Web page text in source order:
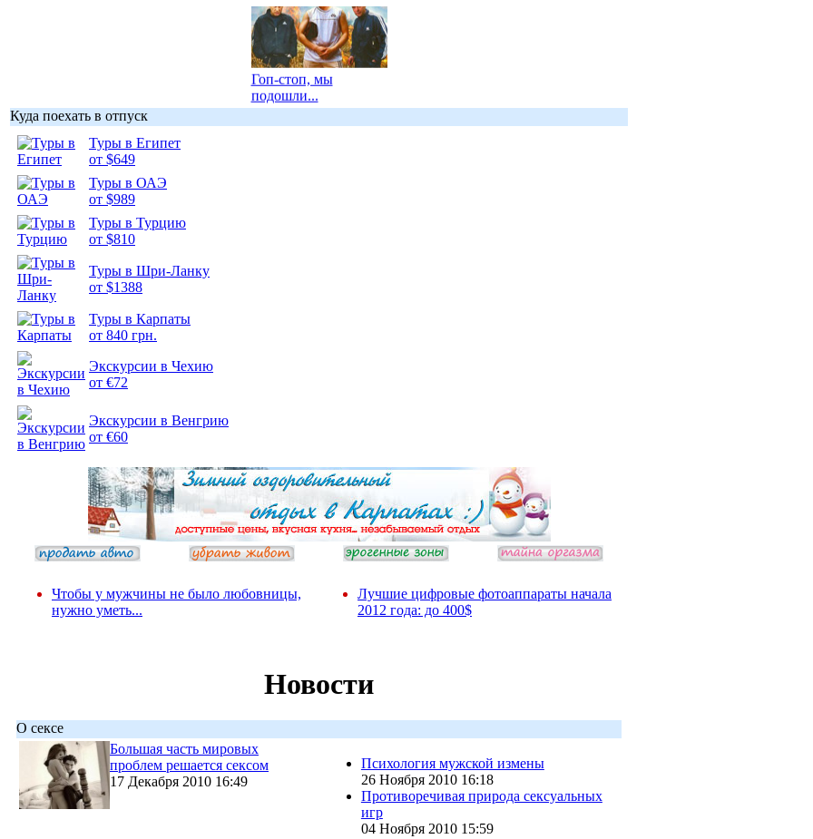
Гоп-стоп, мы
подошли...
Куда поехать в отпуск
Туры в Египет
от $649
Туры в ОАЭ
от $989
Туры в Турцию
от $810
Туры в Шри-Ланку
от $1388
Туры в Карпаты
от 840 грн.
Экскурсии в Чехию
от €72
Экскурсии в Венгрию
от €60
Чтобы у мужчины не было любовницы,
нужно уметь...
Лучшие цифровые фотоаппараты начала
2012 года: до 400$
Новости
О сексе
Большая часть мировых
проблем решается сексом
17 Декабря 2010 16:49
Психология мужской измены
26 Ноября 2010 16:18
Противоречивая природа сексуальных
игр
04 Ноября 2010 15:59